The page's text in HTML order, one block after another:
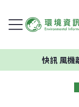
風機離聚落